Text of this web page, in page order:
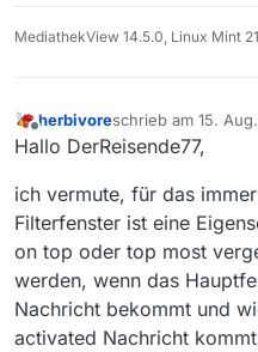
MediathekView 14.5.0, Linux Mint
Offline
herbivoreschrieb am 15.
zuletzt editiert von
Hallo DerReisende77,
ich vermute, für das
Filterfenster ist eine
on top oder top most
werden, wenn das
Nachricht bekommt und
activated Nachricht